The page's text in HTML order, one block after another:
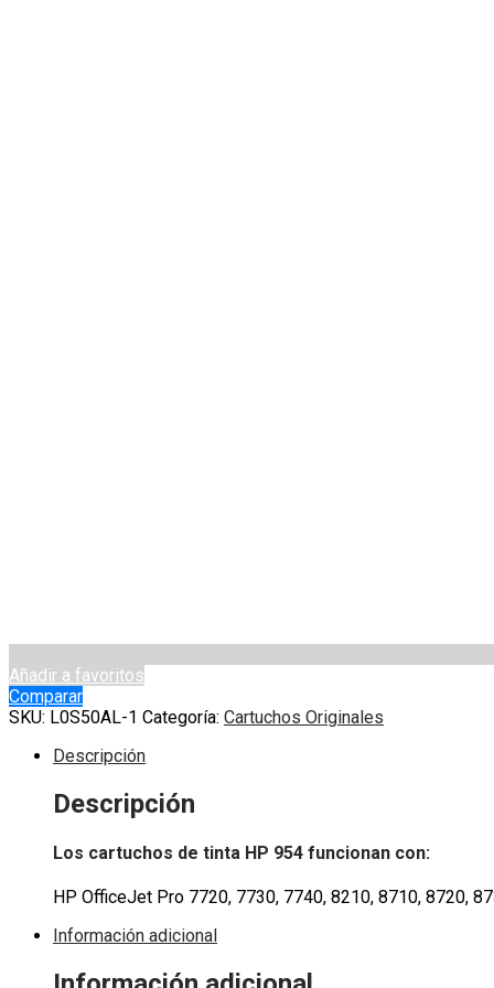
Añadir a favoritos
Comparar
SKU: L0S50AL-1 Categoría: Cartuchos Originales
Descripción
Descripción
Los cartuchos de tinta HP 954 funcionan con:
HP OfficeJet Pro 7720, 7730, 7740, 8210, 8710, 8720,
Información adicional